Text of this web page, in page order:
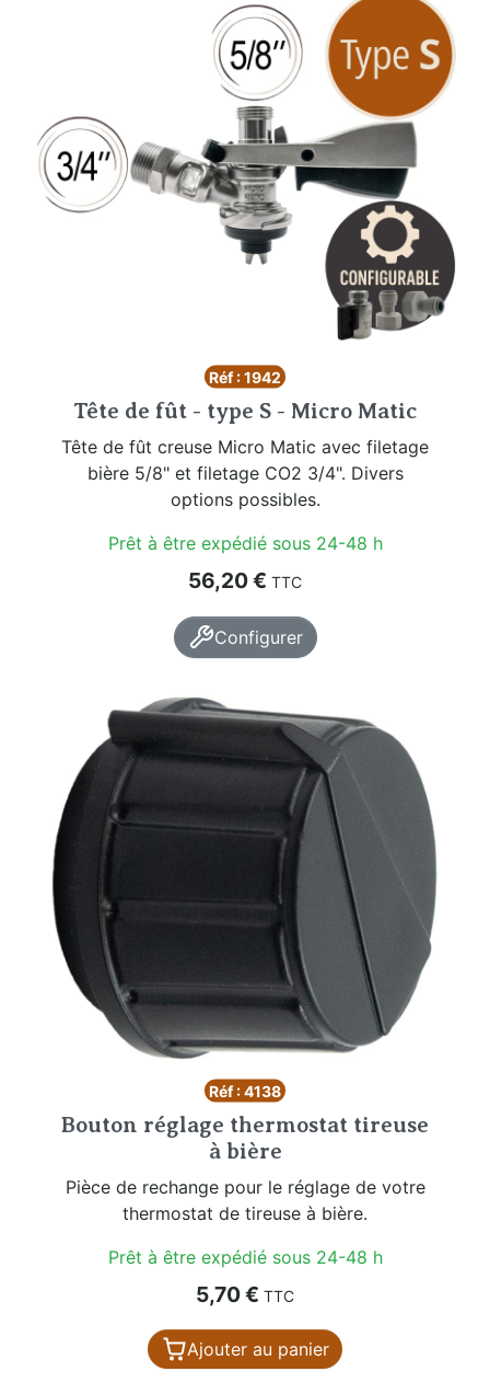
Réf : 1942
Tête de fût - type S - Micro Matic
Tête de fût creuse Micro Matic avec filetage
bière 5/8" et filetage CO2 3/4". Divers
options possibles.
Prêt à être expédié sous 24-48 h
Prix
56,20 € TTC
Configurer
Réf : 4138
Bouton réglage thermostat tireuse
à bière
Pièce de rechange pour le réglage de votre
thermostat de tireuse à bière.
Prêt à être expédié sous 24-48 h
Prix
5,70 € TTC
Ajouter au panier